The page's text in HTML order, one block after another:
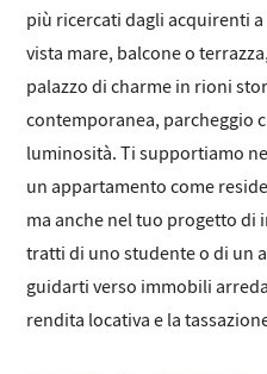
più ricercati dagli acquirenti a
vista mare, balcone o
palazzo di charme in rioni
contemporanea, parcheggio
luminosità. Ti supportiamo
un appartamento come
ma anche nel tuo progetto di
tratti di uno studente o di un
guidarti verso immobili
rendita locativa e la